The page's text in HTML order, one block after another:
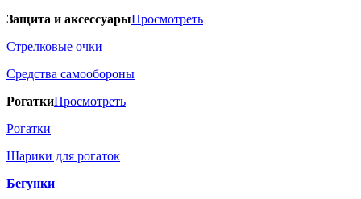
Защита и аксессуарыПросмотреть
Стрелковые очки
Средства самообороны
РогаткиПросмотреть
Рогатки
Шарики для рогаток
Бегунки